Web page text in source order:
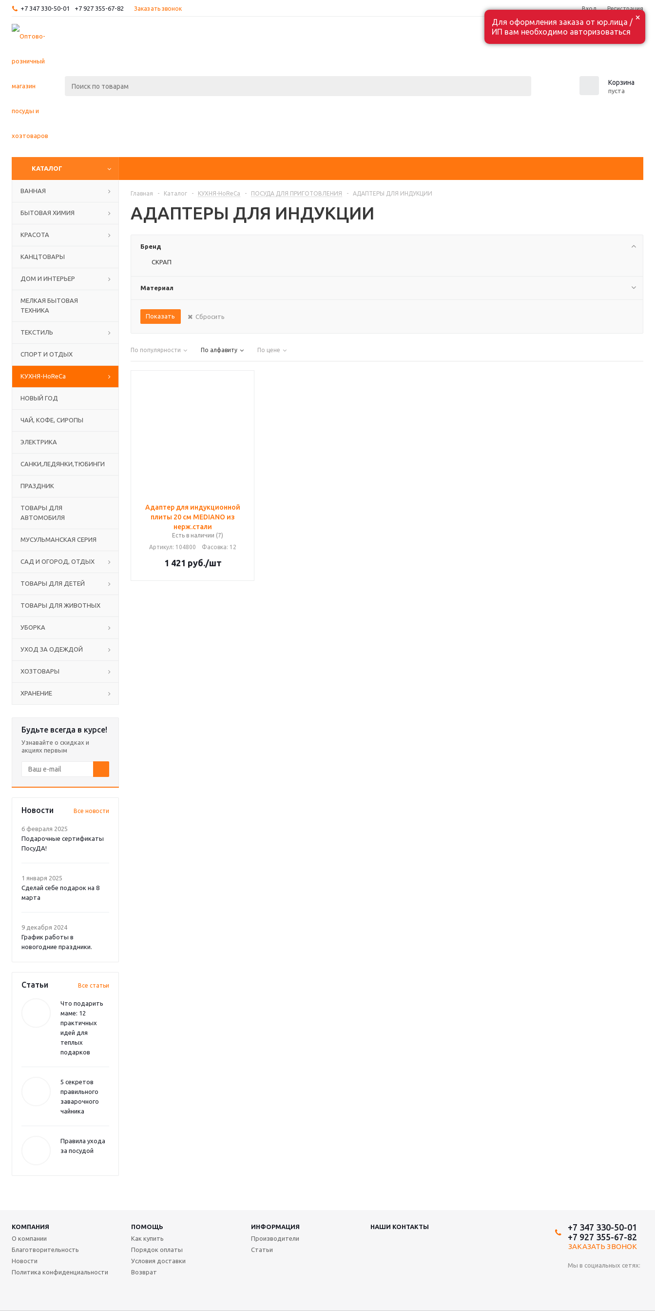
+7 347 330-50-01 +7 927 355-67-82 Заказать звонок Вход Регистрация
Корзина
пуста
КАТАЛОГ
ВАННАЯ
БЫТОВАЯ ХИМИЯ
КРАСОТА
КАНЦТОВАРЫ
ДОМ И ИНТЕРЬЕР
МЕЛКАЯ БЫТОВАЯ
ТЕХНИКА
ТЕКСТИЛЬ
СПОРТ И ОТДЫХ
КУХНЯ-HoReCa
НОВЫЙ ГОД
ЧАЙ, КОФЕ, СИРОПЫ
ЭЛЕКТРИКА
САНКИ,ЛЕДЯНКИ,ТЮБИНГИ
ПРАЗДНИК
ТОВАРЫ ДЛЯ
АВТОМОБИЛЯ
МУСУЛЬМАНСКАЯ СЕРИЯ
САД И ОГОРОД, ОТДЫХ
ТОВАРЫ ДЛЯ ДЕТЕЙ
ТОВАРЫ ДЛЯ ЖИВОТНЫХ
УБОРКА
УХОД ЗА ОДЕЖДОЙ
ХОЗТОВАРЫ
ХРАНЕНИЕ
Будьте всегда в курсе!
Узнавайте о скидках и
акциях первым
Новости Все новости
6 февраля 2025
Подарочные сертификаты
ПосуДА!
1 января 2025
Сделай себе подарок на 8
марта
9 декабря 2024
График работы в
новогодние праздники.
Статьи Все статьи
Что подарить
маме: 12
практичных
идей для
теплых
подарков
5 секретов
правильного
заварочного
чайника
Правила ухода
за посудой
Главная - Каталог - КУХНЯ-HoReCa - ПОСУДА ДЛЯ ПРИГОТОВЛЕНИЯ - АДАПТЕРЫ ДЛЯ ИНДУКЦИИ
АДАПТЕРЫ ДЛЯ ИНДУКЦИИ
Бренд
СКРАП
Материал
Показать Сбросить
По популярности По алфавиту По цене
Адаптер для индукционной
плиты 20 см MEDIANO из
нерж.стали
Есть в наличии (7)
Артикул: 104800 Фасовка: 12
1 421 руб./шт
КОМПАНИЯ ПОМОЩЬ ИНФОРМАЦИЯ
НАШИ КОНТАКТЫ
О компании
Благотворительность
Новости
Политика конфиденциальности
Как купить
Порядок оплаты
Условия доставки
Возврат
Производители
Статьи
+7 347 330-50-01
+7 927 355-67-82
ЗАКАЗАТЬ ЗВОНОК
Мы в социальных сетях:
×
Для оформления заказа от юр.лица /
ИП вам необходимо авторизоваться